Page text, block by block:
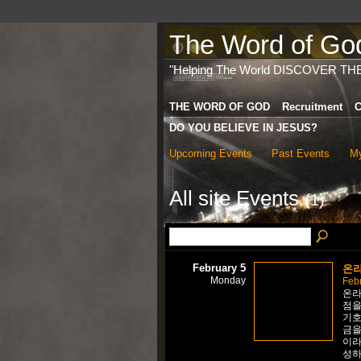
The Word of
"Helping The World DISCOVER
THE WORD OF GOD Recruitment
DO YOU BELIEVE IN JESUS?
Upcoming Events Past Events
All site Events(1)
February 5
Monday
온
온
점
기
금
이
성